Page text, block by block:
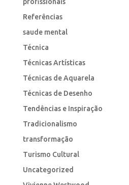
Referências
saude mental
Técnica
Técnicas Artísticas
Técnicas de Aquarela
Técnicas de Desenho
Tendências e Inspiração
Tradicionalismo
transformação
Turismo Cultural
Uncategorized